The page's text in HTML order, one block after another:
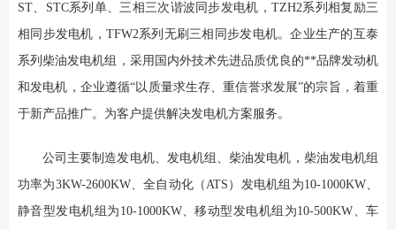
ST、STC系列单、三相三次谐波同步发电机，TZH2系列相复励三
相同步发电机，TFW2系列无刷三相同步发电机。企业生产的互泰
系列柴油发电机组，采用国内外技术先进品质优良的**品牌发动机
和发电机，企业遵循“以质量求生存、重信誉求发展”的宗旨，着重
于新产品推广。为客户提供解决发电机方案服务。
公司主要制造发电机、发电机组、柴油发电机，柴油发电机组
功率为3KW-2600KW、全自动化（ATS）发电机组为10-1000KW、
静音型发电机组为10-1000KW、移动型发电机组为10-500KW、车